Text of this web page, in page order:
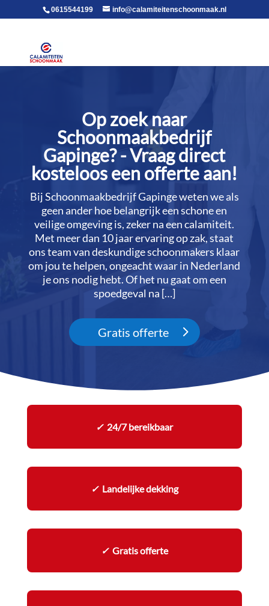
voor in de body0615544199 info@calamiteitenschoonmaak.nl
Op zoek naar
Schoonmaakbedrijf
Gapinge? - Vraag direct
kosteloos een offerte aan!
Bij Schoonmaakbedrijf Gapinge weten we als
geen ander hoe belangrijk een schone en
veilige omgeving is, zeker na een calamiteit.​
Met meer dan 10 jaar ervaring op zak, staat
ons team van deskundige schoonmakers klaar
om jou te helpen, ongeacht waar in Nederland
je ons nodig hebt.​ Of het nu gaat om een
spoedgeval na […]
Gratis offerte
✓24/7 bereikbaar
✓ Landelijke dekking
✓Gratis offerte